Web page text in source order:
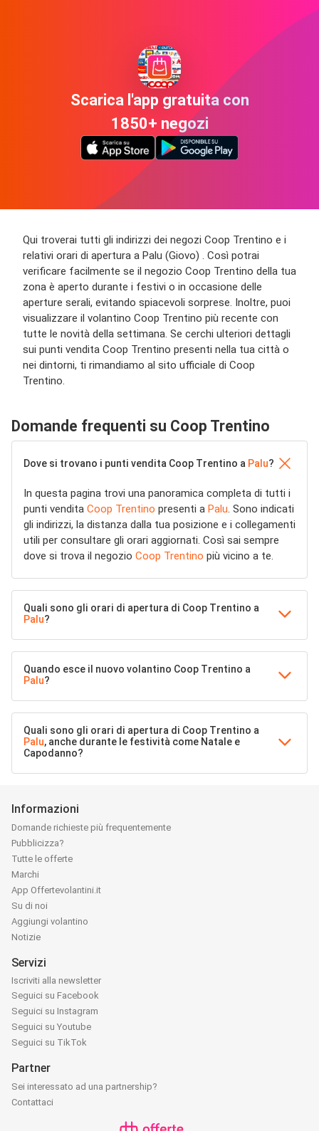
Scarica l'app gratuita con
1850+ negozi
Qui troverai tutti gli indirizzi dei negozi Coop Trentino e i
relativi orari di apertura a Palu (Giovo) . Così potrai
verificare facilmente se il negozio Coop Trentino della tua
zona è aperto durante i festivi o in occasione delle
aperture serali, evitando spiacevoli sorprese. Inoltre, puoi
visualizzare il volantino Coop Trentino più recente con
tutte le novità della settimana. Se cerchi ulteriori dettagli
sui punti vendita Coop Trentino presenti nella tua città o
nei dintorni, ti rimandiamo al sito ufficiale di Coop
Trentino.
Domande frequenti su Coop Trentino
Dove si trovano i punti vendita Coop Trentino a Palu?
In questa pagina trovi una panoramica completa di tutti i
punti vendita Coop Trentino presenti a Palu. Sono indicati
gli indirizzi, la distanza dalla tua posizione e i collegamenti
utili per consultare gli orari aggiornati. Così sai sempre
dove si trova il negozio Coop Trentino più vicino a te.
Quali sono gli orari di apertura di Coop Trentino a
Palu?
Quando esce il nuovo volantino Coop Trentino a
Palu?
Quali sono gli orari di apertura di Coop Trentino a
Palu, anche durante le festività come Natale e
Capodanno?
Informazioni
Domande richieste più frequentemente
Pubblicizza?
Tutte le offerte
Marchi
App Offertevolantini.it
Su di noi
Aggiungi volantino
Notizie
Servizi
Iscriviti alla newsletter
Seguici su Facebook
Seguici su Instagram
Seguici su Youtube
Seguici su TikTok
Partner
Sei interessato ad una partnership?
Contattaci